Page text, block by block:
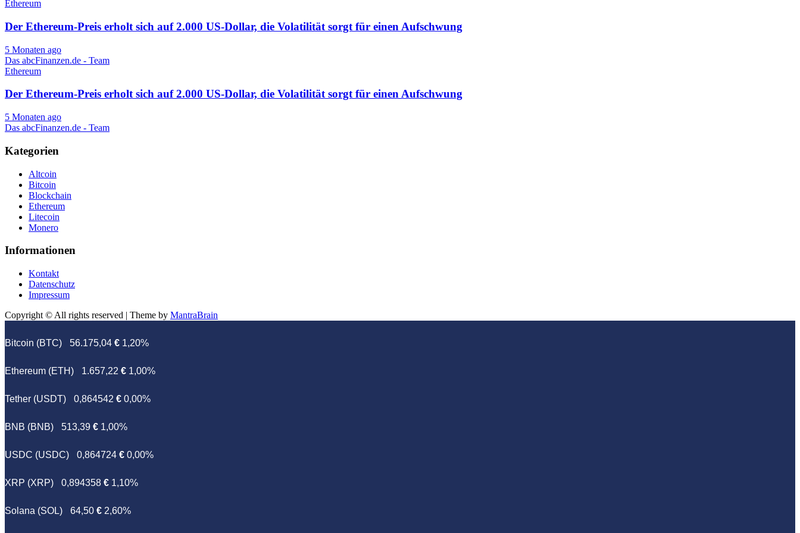
Ethereum
Der Ethereum-Preis erholt sich auf 2.000 US-Dollar, die Volatilität sorgt für einen Aufschwung
5 Monaten ago
Das abcFinanzen.de - Team
Ethereum
Der Ethereum-Preis erholt sich auf 2.000 US-Dollar, die Volatilität sorgt für einen Aufschwung
5 Monaten ago
Das abcFinanzen.de - Team
Kategorien
Altcoin
Bitcoin
Blockchain
Ethereum
Litecoin
Monero
Informationen
Kontakt
Datenschutz
Impressum
Copyright © All rights reserved | Theme by MantraBrain
Bitcoin (BTC) 56.175,04 € 1,20%
Ethereum (ETH) 1.657,22 € 1,00%
Tether (USDT) 0,864542 € 0,00%
BNB (BNB) 513,39 € 1,00%
USDC (USDC) 0,864724 € 0,00%
XRP (XRP) 0,894358 € 1,10%
Solana (SOL) 64,50 € 2,60%